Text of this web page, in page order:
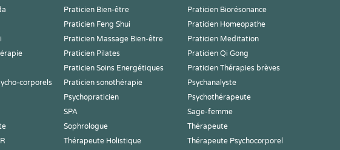
Praticien Bien-être
Praticien Biorésonance
Praticien Feng Shui
Praticien Homeopathe
Praticien Massage Bien-être
Praticien Meditation
Praticien Pilates
Praticien Qi Gong
Praticien Soins Energétiques
Praticien Thérapies brèves
corporels Praticien sonothérapie
Psychanalyste
Psychopraticien
Psychothérapeute
SPA
Sage-femme
Sophrologue
Thérapeute
Thérapeute Holistique
Thérapeute Psychocorporel